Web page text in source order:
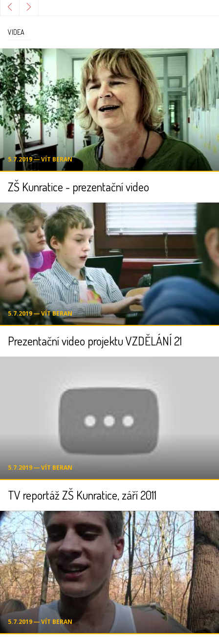
VIDEA
5.7.2019 ― VÍT BERAN
ZŠ Kunratice - prezentační video
5.7.2019 ― VÍT BERAN
Prezentační video projektu VZDĚLÁNÍ 21
5.7.2019 ― VÍT BERAN
TV reportáž ZŠ Kunratice, září 2011
5.7.2019 ― VÍT BERAN